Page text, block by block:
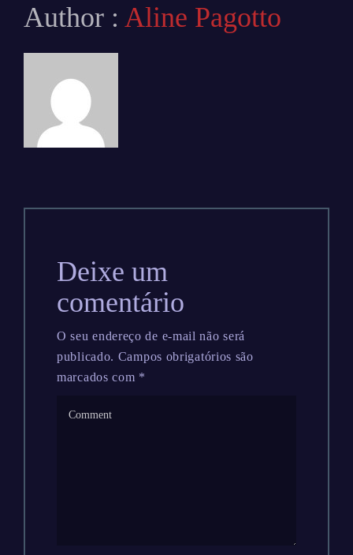
Author : Aline Pagotto
Deixe um
comentário
O seu endereço de e-mail não será
publicado. Campos obrigatórios são
marcados com *